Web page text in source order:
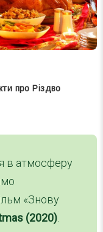
про Різдво
в атмосферу
«Знову
(2020)